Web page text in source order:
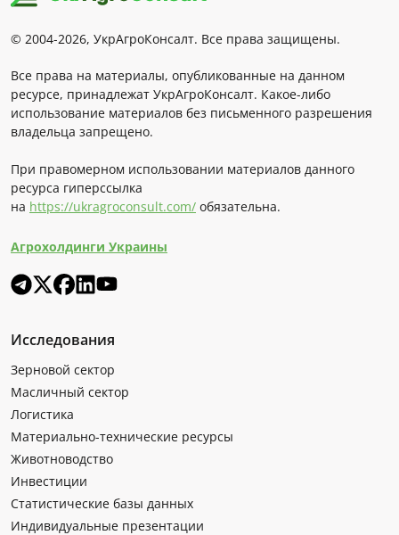
© 2004-2026, УкрАгроКонсалт. Все права защищены.
Все права на материалы, опубликованные на данном
ресурсе, принадлежат УкрАгроКонсалт. Какое-либо
использование материалов без письменного разрешения
владельца запрещено.
При правомерном использовании материалов данного
ресурса гиперссылка
на https://ukragroconsult.com/ обязательна.
Агрохолдинги Украины
Исследования
Зерновой сектор
Масличный сектор
Логистика
Материально-технические ресурсы
Животноводство
Инвестиции
Статистические базы данных
Индивидуальные презентации